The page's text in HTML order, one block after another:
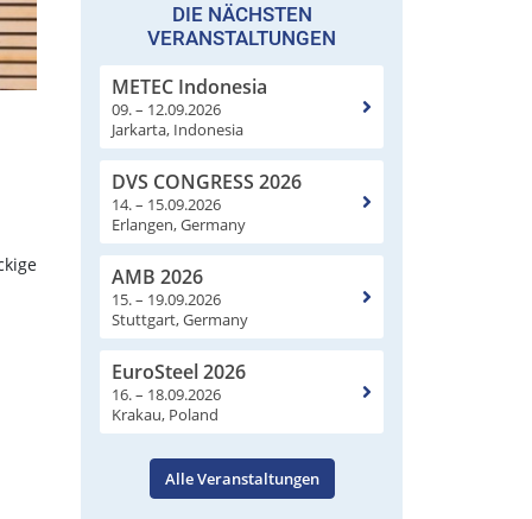
DIE NÄCHSTEN
VERANSTALTUNGEN
METEC Indonesia
09. – 12.09.2026
Jarkarta, Indonesia
DVS CONGRESS 2026
14. – 15.09.2026
Erlangen, Germany
AMB 2026
15. – 19.09.2026
Stuttgart, Germany
EuroSteel 2026
16. – 18.09.2026
Krakau, Poland
Alle Veranstaltungen